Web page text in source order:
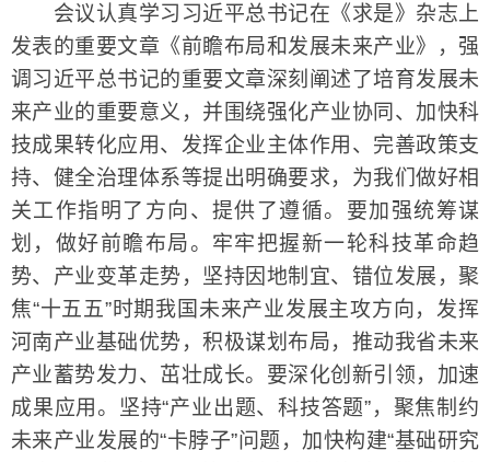
会议认真学习习近平总书记在《求是》杂志上
发表的重要文章《前瞻布局和发展未来产业》，强
调习近平总书记的重要文章深刻阐述了培育发展未
来产业的重要意义，并围绕强化产业协同、加快科
技成果转化应用、发挥企业主体作用、完善政策支
持、健全治理体系等提出明确要求，为我们做好相
关工作指明了方向、提供了遵循。要加强统筹谋
划，做好前瞻布局。牢牢把握新一轮科技革命趋
势、产业变革走势，坚持因地制宜、错位发展，聚
焦“十五五”时期我国未来产业发展主攻方向，发挥
河南产业基础优势，积极谋划布局，推动我省未来
产业蓄势发力、茁壮成长。要深化创新引领，加速
成果应用。坚持“产业出题、科技答题”，聚焦制约
未来产业发展的“卡脖子”问题，加快构建“基础研究